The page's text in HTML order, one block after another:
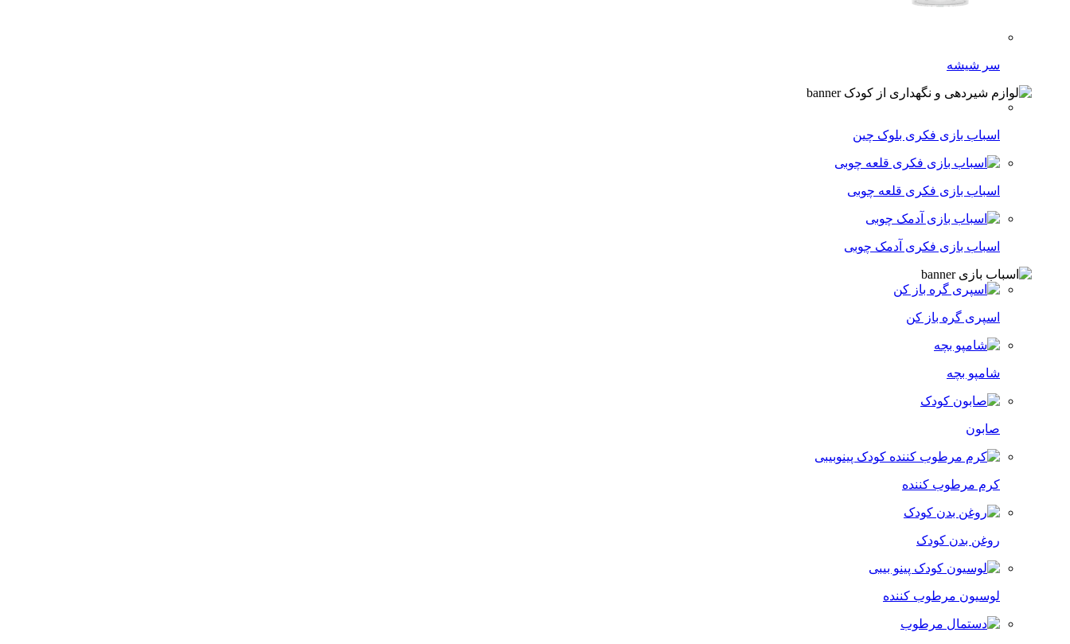
سر شیشه
اسباب بازی فکری بلوک چین
اسباب بازی فکری قلعه چوبی
اسباب بازی فکری آدمک چوبی
اسپری گره باز کن
شامپو بچه
صابون
کرم مرطوب کننده
روغن بدن کودک
لوسیون مرطوب کننده